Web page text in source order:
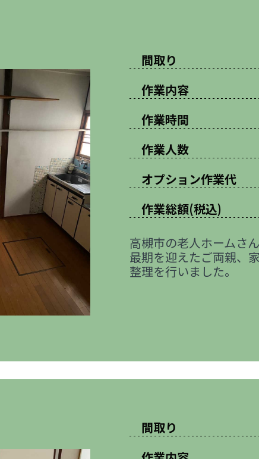
間取り
作業内容
作業時間
作業人数
オプション作業代
作業総額(税込)
高槻市の老人ホームさ
最期を迎えたご両親、
整理を行いました。
間取り